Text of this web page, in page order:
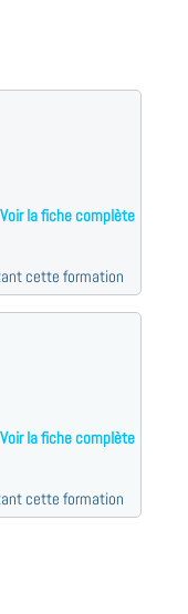
Voir la fiche complète
cette formation
Voir la fiche complète
cette formation